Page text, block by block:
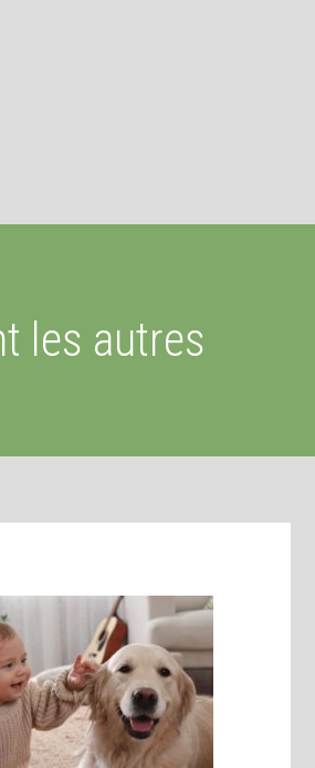
les autres